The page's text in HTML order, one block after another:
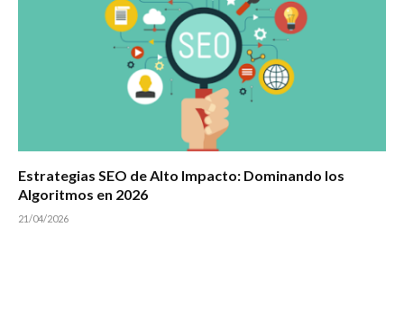
Estrategias SEO de Alto Impacto: Dominando los
Algoritmos en 2026
21/04/2026